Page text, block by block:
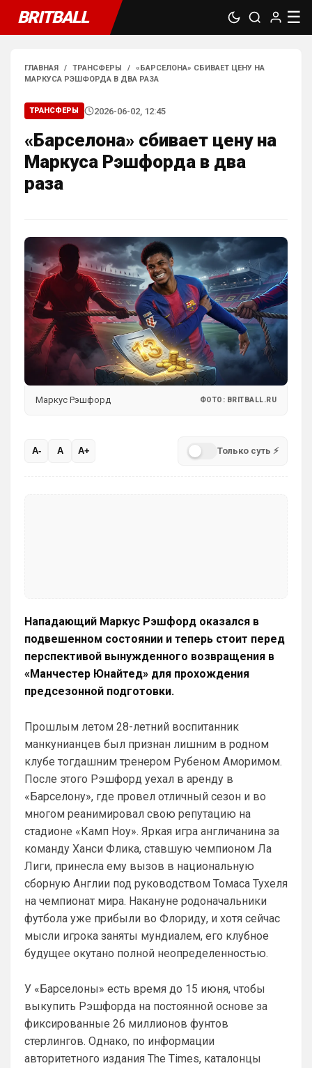
BRITBALL ☰
ГЛАВНАЯ / ТРАНСФЕРЫ /
«БАРСЕЛОНА» СБИВАЕТ ЦЕНУ НА
МАРКУСА РЭШФОРДА В ДВА РАЗА
ТРАНСФЕРЫ 2026-06-02, 12:45
«Барселона» сбивает цену на
Маркуса Рэшфорда в два
раза
Маркус Рэшфорд ФОТО: BRITBALL.RU
A- A A+ Только суть ⚡
Нападающий Маркус Рэшфорд оказался в
подвешенном состоянии и теперь стоит перед
перспективой вынужденного возвращения в
«Манчестер Юнайтед» для прохождения
предсезонной подготовки.
Прошлым летом 28-летний воспитанник
манкунианцев был признан лишним в родном
клубе тогдашним тренером Рубеном Аморимом.
После этого Рэшфорд уехал в аренду в
«Барселону», где провел отличный сезон и во
многом реанимировал свою репутацию на
стадионе «Камп Ноу». Яркая игра англичанина за
команду Ханси Флика, ставшую чемпионом Ла
Лиги, принесла ему вызов в национальную
сборную Англии под руководством Томаса Тухеля
на чемпионат мира. Накануне родоначальники
футбола уже прибыли во Флориду, и хотя сейчас
мысли игрока заняты мундиалем, его клубное
будущее окутано полной неопределенностью.
У «Барселоны» есть время до 15 июня, чтобы
выкупить Рэшфорда на постоянной основе за
фиксированные 26 миллионов фунтов
стерлингов. Однако, по информации
авторитетного издания The Times, каталонцы
SkaVik• 17:10
Должны смущать Лёлик и Болик, и черти
еже с ними.)
Ответ для Britball
Мудрик и Гиттенс норм)
«Норм» от слова «нихрена подобного» ))
А меня смущают слова Мудрик, Бадиашиле,
Делап, Тосин, Фофана , и Гиттенс )
Это слова проклятия
Ответ для Аристократ
Один минус, уже не юниор…
SkyNet• 00:13
тут нет. А то раз в полгода ёбнет какую-
нибудь хуйню. Хотя все его перлы уже
как по лекалам. Но всё равно кровь из
глаз каждый раз...
Аристократ• 00:47